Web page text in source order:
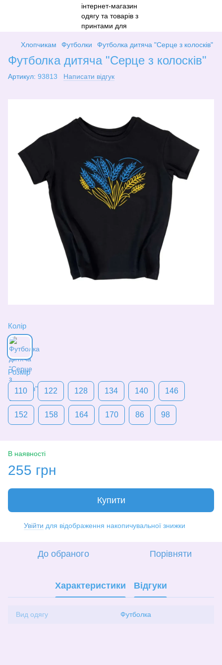
Хлопчикам Футболки Футболка дитяча "Серце з колосків"
Футболка дитяча "Серце з колосків"
Артикул: 93813 Написати відгук
Колір
Розмір
110 122 128 134 140 146
152 158 164 170 86 98
В наявності
255 грн
Купити
Увійти для відображення накопичувальної знижки
До обраного Порівняти
Характеристики Відгуки
Вид одягу Футболка